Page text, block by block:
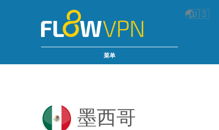
🌏🇺🇸
菜单
墨西哥